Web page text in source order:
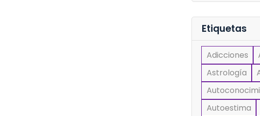
Etiquetas
Adicciones
Astrología
Autoestima